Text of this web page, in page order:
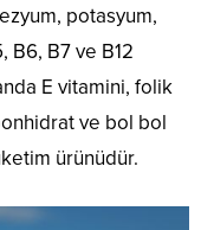
potasyum,
B6, B7 ve B12
E vitamini, folik
ve bol bol
ürünüdür.